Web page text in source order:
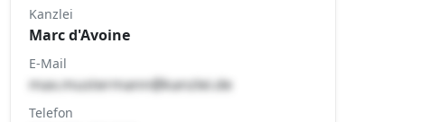
Kanzlei
Marc d'Avoine
E-Mail
max.mustermann@kanzlei.de
Telefon